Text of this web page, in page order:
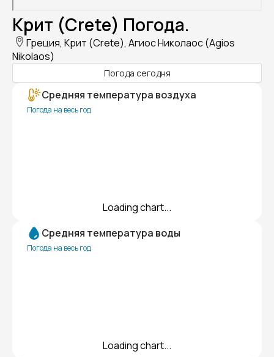
Крит (Crete) Погода.
Греция, Крит (Crete), Агиос Николаос (Agios
Nikolaos)
Погода сегодня
Средняя температура воздуха
Погода на весь год
Loading chart...
Средняя температура воды
Погода на весь год
Loading chart...